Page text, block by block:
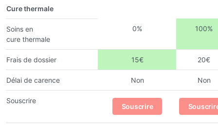
Cure thermale
Soins en
cure thermale
0% 100%
Frais de dossier 15€ 20€
Délai de carence Non Non
Souscrire
Souscrire